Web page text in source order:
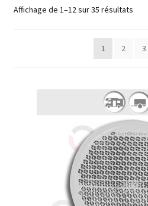
Affichage de 1–12 sur 35 résultats
1 2 3